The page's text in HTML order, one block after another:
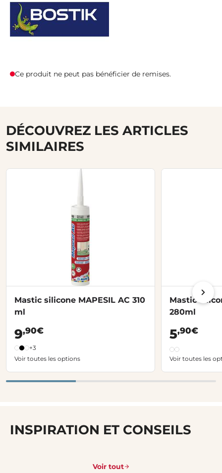
Ce produit ne peut pas bénéficier de remises.
DÉCOUVREZ LES ARTICLES
SIMILAIRES
Mastic silicone MAPESIL AC 310
ml
9,90€
+3
Voir toutes les options
Mastic
280ml
5,90€
Voir toutes les
INSPIRATION ET CONSEILS
Voir tout